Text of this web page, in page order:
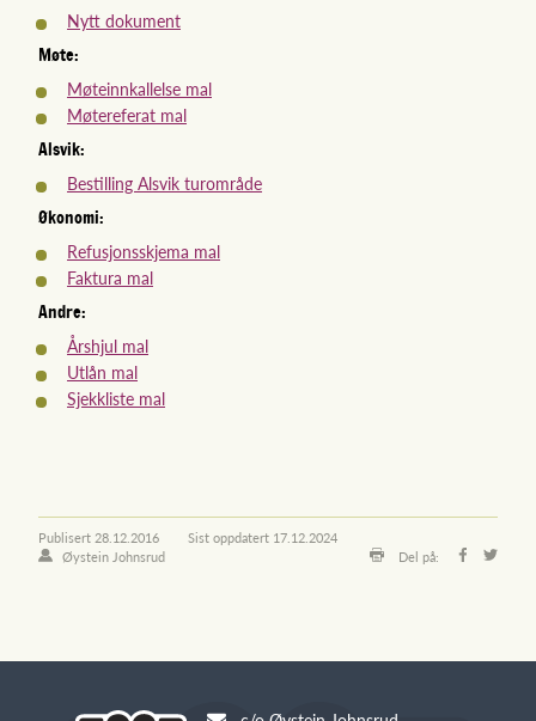
Nytt dokument
Møte:
Møteinnkallelse mal
Møtereferat mal
Alsvik:
Bestilling Alsvik turområde
Økonomi:
Refusjonsskjema mal
Faktura mal
Andre:
Årshjul mal
Utlån mal
Sjekkliste mal
Publisert 28.12.2016 Sist oppdatert 17.12.2024
Øystein Johnsrud
Del på: